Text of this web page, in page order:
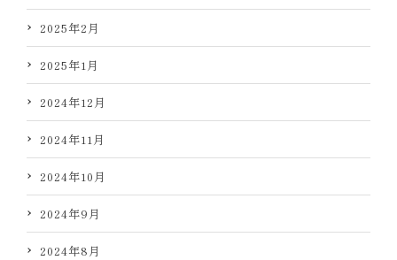
2025年2月
2025年1月
2024年12月
2024年11月
2024年10月
2024年9月
2024年8月